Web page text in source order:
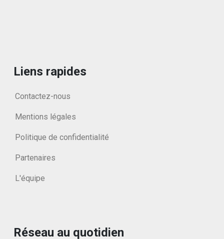
Liens rapides
Contactez-nous
Mentions légales
Politique de confidentialité
Partenaires
L'équipe
Réseau au quotidien